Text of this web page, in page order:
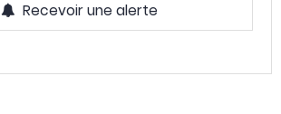
Recevoir une alerte